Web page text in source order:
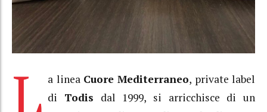
L a linea Cuore Mediterraneo, private label
di Todis dal 1999, si arricchisce di un